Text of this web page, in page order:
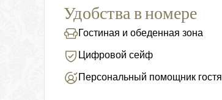
Удобства в номере
Гостиная и обеденная зона
Цифровой сейф
Персональный помощник гостя